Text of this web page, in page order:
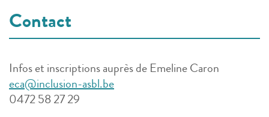
Contact
Infos et inscriptions auprès de Emeline Caron
eca@inclusion-asbl.be
0472 58 27 29